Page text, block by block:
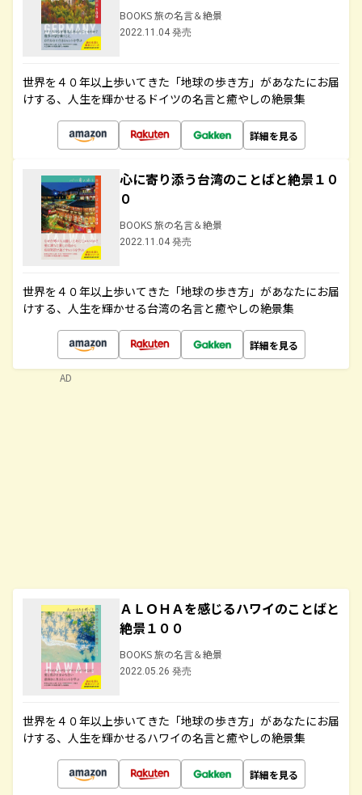
BOOKS 旅の名言＆絶景
2022.11.04 発売
世界を４０年以上歩いてきた「地球の歩き方」があなたにお届
けする、人生を輝かせるドイツの名言と癒やしの絶景集
詳細を見る
心に寄り添う台湾のことばと絶景１０
０
BOOKS 旅の名言＆絶景
2022.11.04 発売
世界を４０年以上歩いてきた「地球の歩き方」があなたにお届
けする、人生を輝かせる台湾の名言と癒やしの絶景集
詳細を見る
ＡＬＯＨＡを感じるハワイのことばと
絶景１００
BOOKS 旅の名言＆絶景
2022.05.26 発売
世界を４０年以上歩いてきた「地球の歩き方」があなたにお届
けする、人生を輝かせるハワイの名言と癒やしの絶景集
詳細を見る
AD